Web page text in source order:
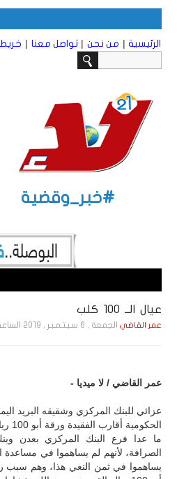
الرئيسية | من نحن | تواصل معنا |
#خبر_وقضية
عيال الــ 100 كلب
عمر القاضي الجمعة , 6 سـبـتـمـبـر , 2019 الساعة 6:57:18 PM
عمر القاضي / لا ميديا -
عزائي للبنك المركزي وشقيقه البريد
الحكومية أقارب الفقيدة ورقة أبو 100 ريال.
ما عدا فرع البنك المركزي بعدن
الصرافة، لأنهم لم يساهموا في مساعدة
يساهموا في ثمن النعي هذا، وهم سبب